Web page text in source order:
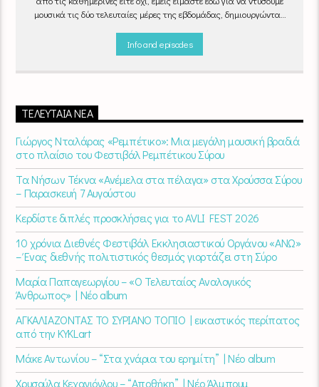
μουσικά τις δύο τελευταίες μέρες της εβδομάδας, δημιουργώντας
Info and episodes
ΤΕΛΕΥΤΑΊΑ ΝΈΑ
Γιώργος Νταλάρας «Ρεμπέτικο»: Μια μεγάλη μουσική βραδιά
στο πλαίσιο του Φεστιβάλ Ρεμπέτικου Σύρου
Τα Νήσων Τέκνα «Ανέμελα στα πέλαγα» στα Χρούσσα Σύρου
– Παρασκευή 7 Αυγούστου
Κερδίστε διπλές προσκλήσεις για το AVLI FEST 2026
10 χρόνια Διεθνές Φεστιβάλ Εκκλησιαστικού Οργάνου «ΑΝΩ»
– Ένας διεθνής πολιτιστικός θεσμός γιορτάζει στη Σύρο​
Μαρία Παπαγεωργίου – «Ο Τελευταίος Αναλογικός
Άνθρωπος» | Νέο album
ΑΓΚΑΛΙΑΖΟΝΤΑΣ ΤΟ ΣΥΡΙΑΝΟ ΤΟΠΙΟ | εικαστικός περίπατος
από την KYKLart
Μάκε Αντωνίου – “Στα χνάρια του ερημίτη” | Νέο album
Χρυσούλα Κεχαγιόγλου – “Αποθήκη” | Νέο Άλμπουμ